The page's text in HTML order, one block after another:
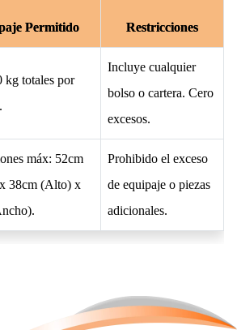
Permitido Restricciones
kg totales por
Incluye cualquier
bolso o cartera. Cero
excesos.
máx: 52cm
38cm (Alto) x
Prohibido el exceso
de equipaje o piezas
adicionales.